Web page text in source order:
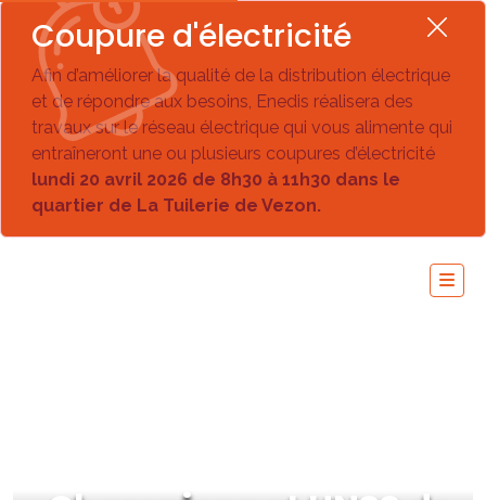
Coupure d'électricité
Afin d’améliorer la qualité de la distribution électrique
et de répondre aux besoins, Enedis réalisera des
travaux sur le réseau électrique qui vous alimente qui
entraîneront une ou plusieurs coupures d’électricité
lundi 20 avril 2026 de 8h30 à 11h30 dans le
quartier de La Tuilerie de Vezon.